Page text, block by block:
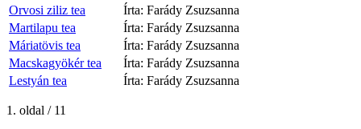
Orvosi ziliz tea
Írta: Farády Zsuzsanna
Martilapu tea
Írta: Farády Zsuzsanna
Máriatövis tea
Írta: Farády Zsuzsanna
Macskagyökér tea
Írta: Farády Zsuzsanna
Lestyán tea
Írta: Farády Zsuzsanna
1. oldal / 11